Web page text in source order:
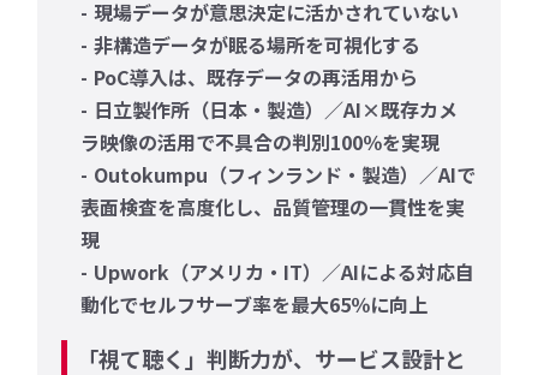
現場データが意思決定に活かされていない
非構造データが眠る場所を可視化する
PoC導入は、既存データの再活用から
日立製作所（日本・製造）／AI×既存カメ
ラ映像の活用で不具合の判別100％を実現
Outokumpu（フィンランド・製造）／AIで
表面検査を高度化し、品質管理の一貫性を実
現
Upwork（アメリカ・IT）／AIによる対応自
動化でセルフサーブ率を最大65％に向上
「視て聴く」判断力が、サービス設計と